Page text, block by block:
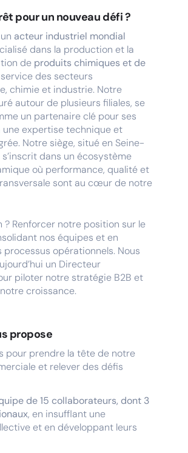
pour un nouveau défi ?
acteur industriel mondial
dans la production et la
de produits chimiques et de
des secteurs
chimie et industrie. Notre
autour de plusieurs filiales, se
un partenaire clé pour ses
une expertise technique et
Notre siège, situé en Seine-
dans un écosystème
où performance, qualité et
sont au cœur de notre
? Renforcer notre position sur le
nos équipes et en
opérationnels. Nous
un Directeur
piloter notre stratégie B2B et
croissance.
propose
pour prendre la tête de notre
et relever des défis
de 15 collaborateurs, dont 3
, en insufflant une
et en développant leurs